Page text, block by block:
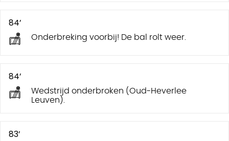
84’
Onderbreking voorbij! De bal rolt weer.
84’
Wedstrijd onderbroken (Oud-Heverlee
Leuven).
83’